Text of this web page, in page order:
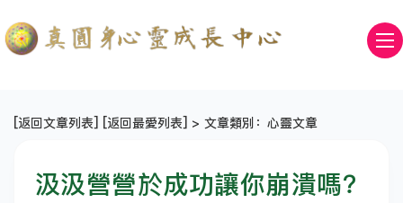
[返回文章列表] [返回最愛列表] > 文章類別：心靈文章
汲汲營營於成功讓你崩潰嗎？